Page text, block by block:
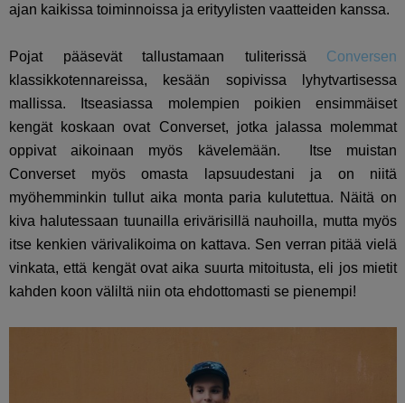
ajan kaikissa toiminnoissa ja erityylisten vaatteiden kanssa.
Pojat pääsevät tallustamaan tuliterissä Conversen
klassikkotennareissa, kesään sopivissa lyhytvartisessa
mallissa. Itseasiassa molempien poikien ensimmäiset
kengät koskaan ovat Converset, jotka jalassa molemmat
oppivat aikoinaan myös kävelemään. Itse muistan
Converset myös omasta lapsuudestani ja on niitä
myöhemminkin tullut aika monta paria kulutettua. Näitä on
kiva halutessaan tuunailla erivärisillä nauhoilla, mutta myös
itse kenkien värivalikoima on kattava. Sen verran pitää vielä
vinkata, että kengät ovat aika suurta mitoitusta, eli jos mietit
kahden koon väliltä niin ota ehdottomasti se pienempi!